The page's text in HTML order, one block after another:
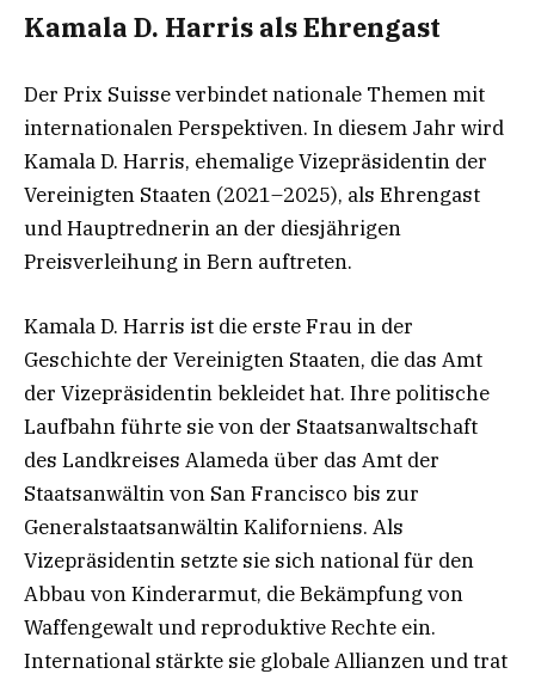
Kamala D. Harris als Ehrengast
Der Prix Suisse verbindet nationale Themen mit
internationalen Perspektiven. In diesem Jahr wird
Kamala D. Harris, ehemalige Vizepräsidentin der
Vereinigten Staaten (2021–2025), als Ehrengast
und Hauptrednerin an der diesjährigen
Preisverleihung in Bern auftreten.
Kamala D. Harris ist die erste Frau in der
Geschichte der Vereinigten Staaten, die das Amt
der Vizepräsidentin bekleidet hat. Ihre politische
Laufbahn führte sie von der Staatsanwaltschaft
des Landkreises Alameda über das Amt der
Staatsanwältin von San Francisco bis zur
Generalstaatsanwältin Kaliforniens. Als
Vizepräsidentin setzte sie sich national für den
Abbau von Kinderarmut, die Bekämpfung von
Waffengewalt und reproduktive Rechte ein.
International stärkte sie globale Allianzen und trat